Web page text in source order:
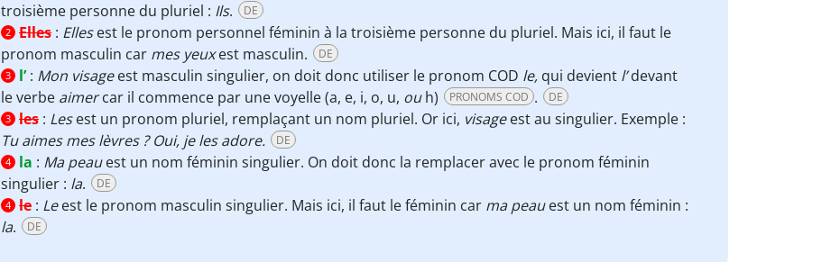
troisième personne du pluriel : Ils. DE
2 Elles : Ellesest le pronom personnel féminin à la troisième personne du pluriel. Mais ici, il faut le
pronom masculin car mes yeuxest masculin. DE
3 l’: Mon visageest masculin singulier, on doit donc utiliser le pronom COD le, qui devient l’devant
le verbe aimercar il commence par une voyelle (a, e, i, o, u, ouh) PRONOMS COD . DE
3 les : Lesest un pronom pluriel, remplaçant un nom pluriel. Or ici, visageest au singulier. Exemple :
Tu aimes mes lèvres ? Oui, je les adore.
DE
4 la : Ma peauest un nom féminin singulier. On doit donc la remplacer avec le pronom féminin
singulier : la. DE
4 le : Leest le pronom masculin singulier. Mais ici, il faut le féminin car ma peauest un nom féminin :
la. DE